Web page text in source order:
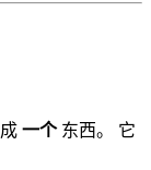
一个东西。 它